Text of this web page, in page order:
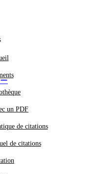
un PDF
de citations
de citations